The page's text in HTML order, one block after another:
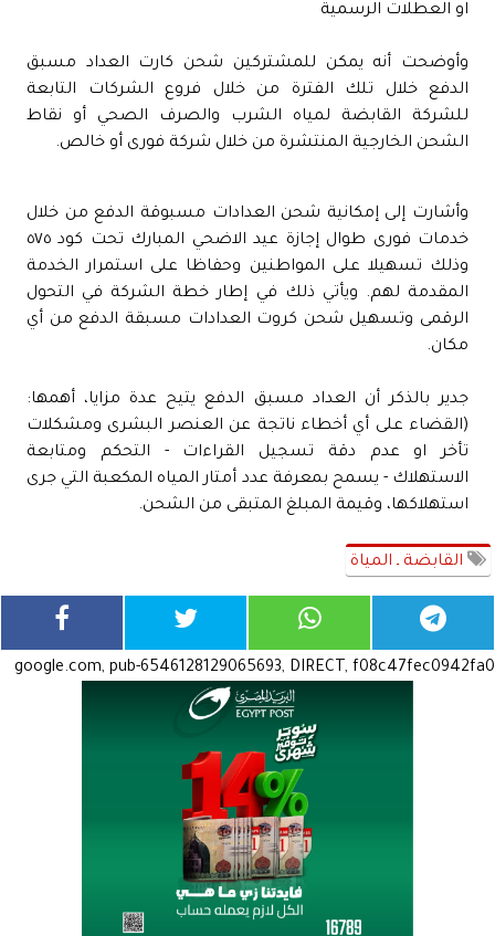
او العطلات الرسمية
وأوضحت أنه يمكن للمشتركين شحن كارت العداد مسبق
الدفع خلال تلك الفترة من خلال فروع الشركات التابعة
للشركة القابضة لمياه الشرب والصرف الصحي أو نقاط
الشحن الخارجية المنتشرة من خلال شركة فورى أو خالص.
وأشارت إلى إمكانية شحن العدادات مسبوقة الدفع من خلال
خدمات فورى طوال إجازة عيد الاضحي المبارك تحت كود ٥٧٥
وذلك تسهيلا على المواطنين وحفاظا على استمرار الخدمة
المقدمة لهم. ويأتي ذلك في إطار خطة الشركة في التحول
الرقمى وتسهيل شحن كروت العدادات مسبقة الدفع من أي
مكان.
جدير بالذكر أن العداد مسبق الدفع يتيح عدة مزايا، أهمها:
(القضاء على أي أخطاء ناتجة عن العنصر البشرى ومشكلات
تأخر او عدم دقة تسجيل القراءات - التحكم ومتابعة
الاستهلاك - يسمح بمعرفة عدد أمتار المياه المكعبة التي جرى
استهلاكها، وقيمة المبلغ المتبقى من الشحن.
القابضة ـ المياة
google.com, pub-6546128129065693, DIRECT, f08c47fec0942fa0